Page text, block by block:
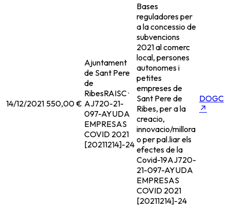
14/12/2021 550,00 €
Ajuntament
de Sant Pere
de
RibesRAISC ·
AJ720-21-
097-AYUDA
EMPRESAS
COVID 2021
[20211214]-24
Bases
reguladores per
a la concessio de
subvencions
2021 al comerc
local, persones
autonomes i
petites
empreses de
Sant Pere de
Ribes, per a la
creacio,
innovacio/millora
o per pal.liar els
efectes de la
Covid-19AJ720-
21-097-AYUDA
EMPRESAS
COVID 2021
[20211214]-24
DOGC
↗